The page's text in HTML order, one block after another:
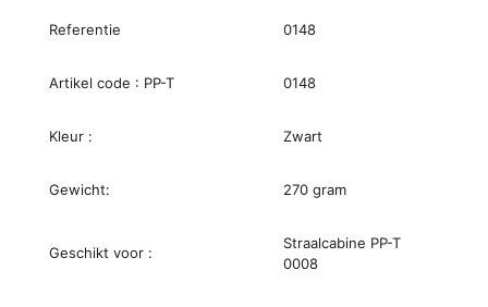
Referentie 0148
Artikel code : PP-T 0148
Kleur : Zwart
Gewicht: 270 gram
Geschikt voor :
Straalcabine PP-T
0008